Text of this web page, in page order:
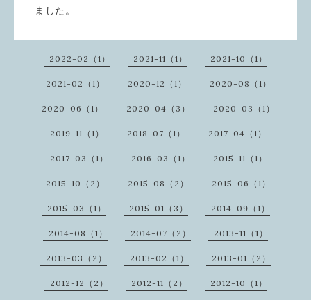
ました。
2022-02（1） 2021-11（1） 2021-10（1）
2021-02（1） 2020-12（1） 2020-08（1）
2020-06（1） 2020-04（3） 2020-03（1）
2019-11（1） 2018-07（1） 2017-04（1）
2017-03（1） 2016-03（1） 2015-11（1）
2015-10（2） 2015-08（2） 2015-06（1）
2015-03（1） 2015-01（3） 2014-09（1）
2014-08（1） 2014-07（2） 2013-11（1）
2013-03（2） 2013-02（1） 2013-01（2）
2012-12（2） 2012-11（2） 2012-10（1）